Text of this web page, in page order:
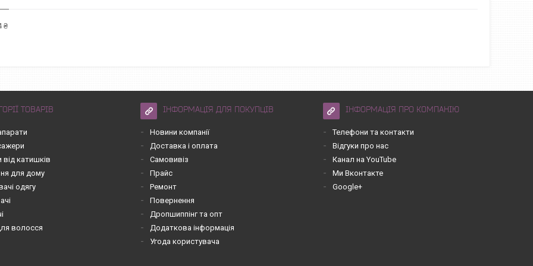
₴
ТОВАРІВ
катишків
для дому
одягу
волосся
ІНФОРМАЦІЯ ДЛЯ ПОКУПЦІВ
Новини компанії
Доставка і оплата
Самовивіз
Прайс
Ремонт
Повернення
Дропшиппінг та опт
Додаткова інформація
Угода користувача
ІНФОРМАЦІЯ ПРО КОМПАНІЮ
Телефони та контакти
Відгуки про нас
Канал на YouTube
Ми Вконтакте
Google+